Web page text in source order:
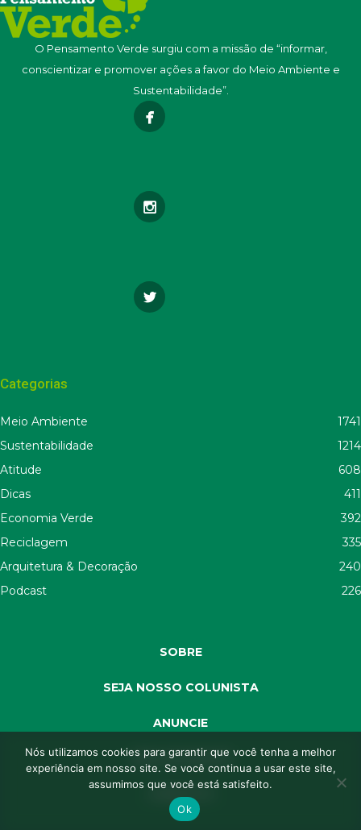
O Pensamento Verde surgiu com a missão de “informar,
conscientizar e promover ações a favor do Meio Ambiente e
Sustentabilidade”.
Categorias
Meio Ambiente
1741
Sustentabilidade
1214
Atitude
608
Dicas
411
Economia Verde
392
Reciclagem
335
Arquitetura & Decoração
240
Podcast
226
SOBRE
SEJA NOSSO COLUNISTA
ANUNCIE
SEJA APOIADOR
CONTATO
Nós utilizamos cookies para garantir que você tenha a melhor
experiência em nosso site. Se você continua a usar este site,
assumimos que você está satisfeito.
Ok